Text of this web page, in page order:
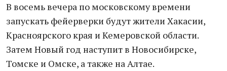
В восемь вечера по московскому времени
запускать фейерверки будут жители Хакасии,
Красноярского края и Кемеровской области.
Затем Новый год наступит в Новосибирске,
Томске и Омске, а также на Алтае.